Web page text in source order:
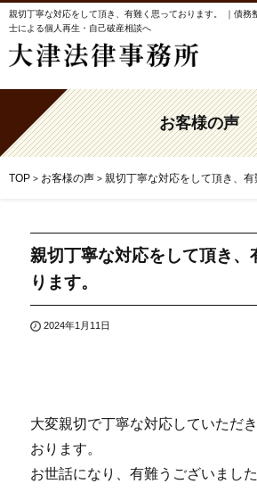
親切丁寧な対応をして頂き、有難く思っております。 ｜債務
士による個人再生・自己破産相談へ
お客様の声
TOP > お客様の声 > 親切丁寧な対応をして頂き、有
親切丁寧な対応をして頂き、
ります。
2024年1月11日
大変親切で丁寧な対応していただ
おります。
お世話になり、有難うございました